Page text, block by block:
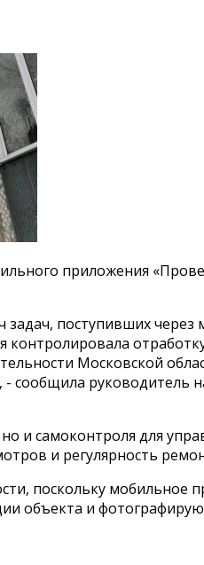
приложения
поступивших
Московской
сообщила
и самоконтроля для
и регулярность
поскольку мобильное
объекта и